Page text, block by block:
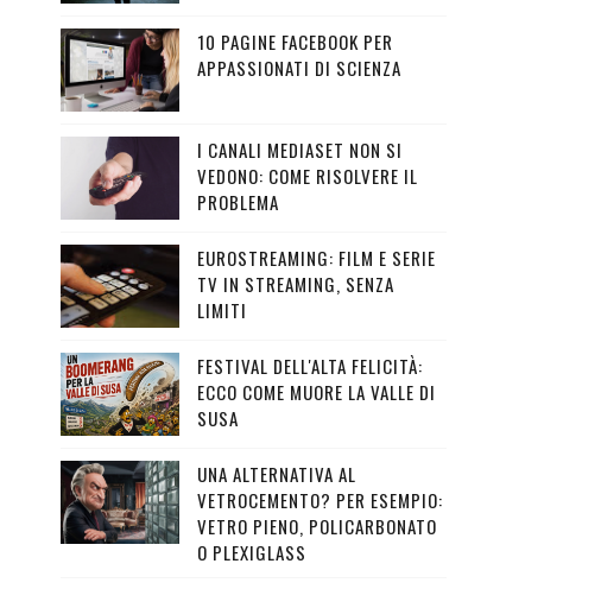
10 PAGINE FACEBOOK PER
APPASSIONATI DI SCIENZA
I CANALI MEDIASET NON SI
VEDONO: COME RISOLVERE IL
PROBLEMA
EUROSTREAMING: FILM E SERIE
TV IN STREAMING, SENZA
LIMITI
FESTIVAL DELL'ALTA FELICITÀ:
ECCO COME MUORE LA VALLE DI
SUSA
UNA ALTERNATIVA AL
VETROCEMENTO? PER ESEMPIO:
VETRO PIENO, POLICARBONATO
O PLEXIGLASS